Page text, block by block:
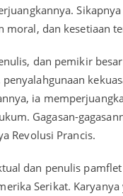
moral, dan kesetiaan
dan pemikir
ia
Gagasan-
Revolusi Prancis.
dan penulis
Serikat.